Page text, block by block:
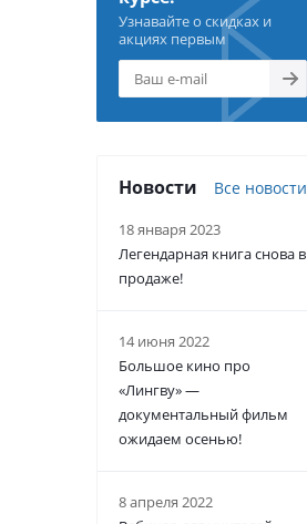
Узнавайте о скидках и
акциях первым
Новости Все новости
18 января 2023
Легендарная книга снова в
продаже!
14 июня 2022
Большое кино про
«Лингву» —
документальный фильм
ожидаем осенью!
8 апреля 2022